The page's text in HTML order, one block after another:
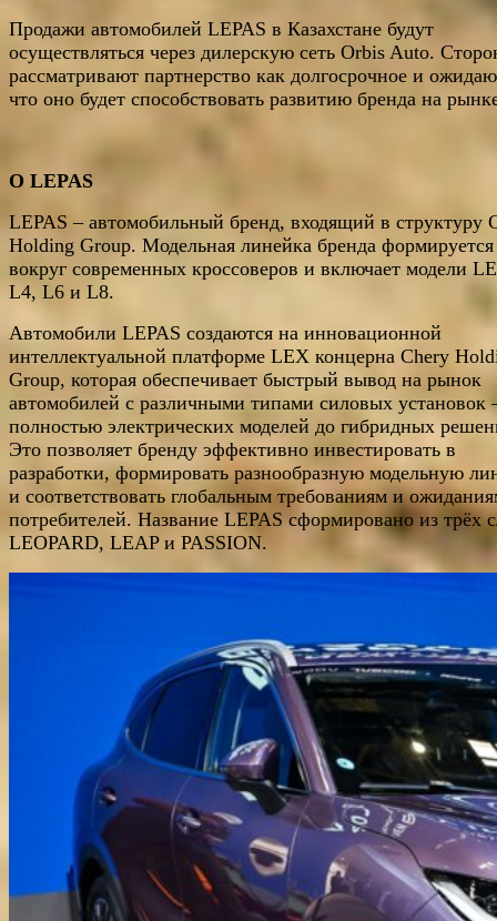
Продажи автомобилей LEPAS в Казахстане будут
осуществляться через дилерскую сеть Orbis Auto.
рассматривают партнерство как долгосрочное и
что оно будет способствовать развитию бренда на
О LEPAS
LEPAS – автомобильный бренд, входящий в структуру
Holding Group. Модельная линейка бренда формируется
вокруг современных кроссоверов и включает модели
L4, L6 и L8.
Автомобили LEPAS создаются на инновационной
интеллектуальной платформе LEX концерна Chery
Group, которая обеспечивает быстрый вывод на рынок
автомобилей с различными типами силовых установок
полностью электрических моделей до гибридных
Это позволяет бренду эффективно инвестировать в
разработки, формировать разнообразную модельную
и соответствовать глобальным требованиям и
потребителей. Название LEPAS сформировано из трёх
LEOPARD, LEAP и PASSION.